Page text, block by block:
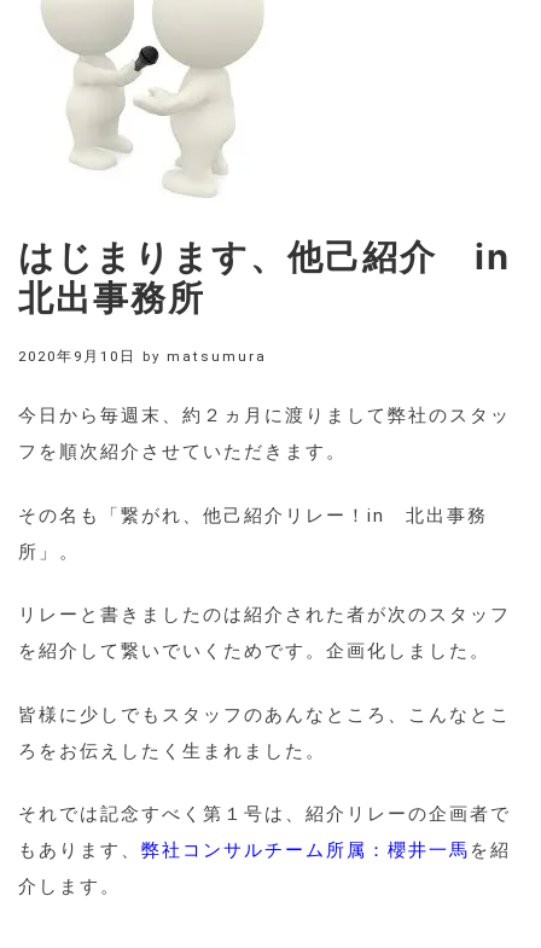
はじまります、他己紹介 in
北出事務所
2020年9月10日 by matsumura
今日から毎週末、約２ヵ月に渡りまして弊社のスタッ
フを順次紹介させていただきます。
その名も「繋がれ、他己紹介リレー！in 北出事務
所」。
リレーと書きましたのは紹介された者が次のスタッフ
を紹介して繋いでいくためです。企画化しました。
皆様に少しでもスタッフのあんなところ、こんなとこ
ろをお伝えしたく生まれました。
それでは記念すべく第１号は、紹介リレーの企画者で
もあります、 弊社コンサルチーム所属：櫻井一馬 を紹
介します。